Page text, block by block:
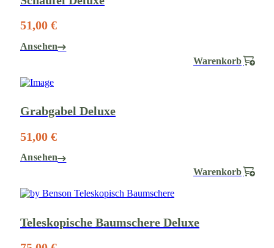
51,00 €
Ansehen
Warenkorb
Grabgabel Deluxe
51,00 €
Ansehen
Warenkorb
Teleskopische Baumschere Deluxe